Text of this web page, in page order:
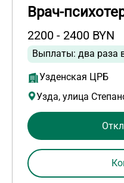
Врач-
2200 - 2400 BYN
Выплаты: два раза
Узденская ЦРБ
Узда, улица